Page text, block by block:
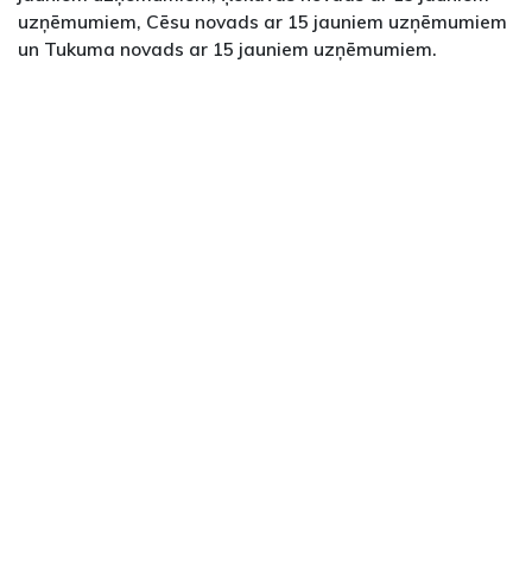
uzņēmumiem, Cēsu novads ar 15 jauniem uzņēmumiem
un Tukuma novads ar 15 jauniem uzņēmumiem.